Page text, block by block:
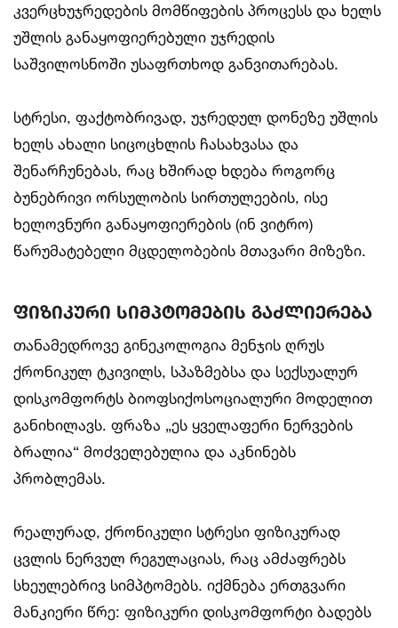
კვერცხუჯრედების მომწიფების პროცესს და ხელს
უშლის განაყოფიერებული უჯრედის
საშვილოსნოში უსაფრთხოდ განვითარებას.
სტრესი, ფაქტობრივად, უჯრედულ დონეზე უშლის
ხელს ახალი სიცოცხლის ჩასახვასა და
შენარჩუნებას, რაც ხშირად ხდება როგორც
ბუნებრივი ორსულობის სირთულეების, ისე
ხელოვნური განაყოფიერების (ინ ვიტრო)
წარუმატებელი მცდელობების მთავარი მიზეზი.
ფიზიკური სიმპტომების გაძლიერება
თანამედროვე გინეკოლოგია მენჯის ღრუს
ქრონიკულ ტკივილს, სპაზმებსა და სექსუალურ
დისკომფორტს ბიოფსიქოსოციალური მოდელით
განიხილავს. ფრაზა „ეს ყველაფერი ნერვების
ბრალია“ მოძველებულია და აკნინებს
პრობლემას.
რეალურად, ქრონიკული სტრესი ფიზიკურად
ცვლის ნერვულ რეგულაციას, რაც ამძაფრებს
სხეულებრივ სიმპტომებს. იქმნება ერთგვარი
მანკიერი წრე: ფიზიკური დისკომფორტი ბადებს